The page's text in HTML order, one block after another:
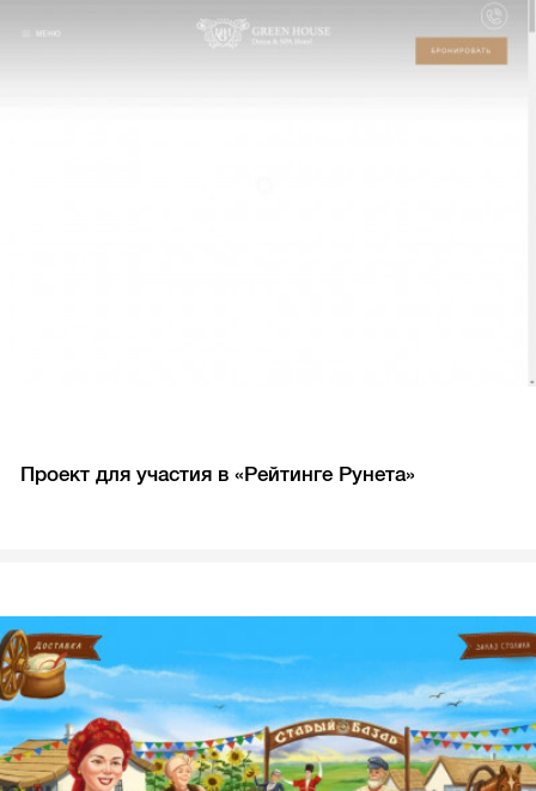
Проект для участия в «Рейтинге Рунета»